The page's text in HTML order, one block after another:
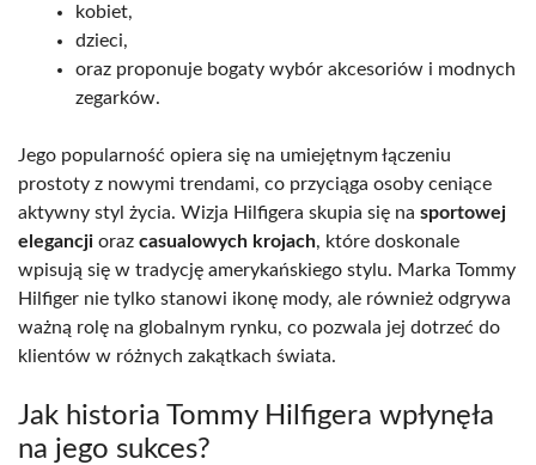
kobiet,
dzieci,
oraz proponuje bogaty wybór akcesoriów i modnych
zegarków.
Jego popularność opiera się na umiejętnym łączeniu
prostoty z nowymi trendami, co przyciąga osoby ceniące
aktywny styl życia. Wizja Hilfigera skupia się na sportowej
elegancji oraz casualowych krojach, które doskonale
wpisują się w tradycję amerykańskiego stylu. Marka Tommy
Hilfiger nie tylko stanowi ikonę mody, ale również odgrywa
ważną rolę na globalnym rynku, co pozwala jej dotrzeć do
klientów w różnych zakątkach świata.
Jak historia Tommy Hilfigera wpłynęła
na jego sukces?